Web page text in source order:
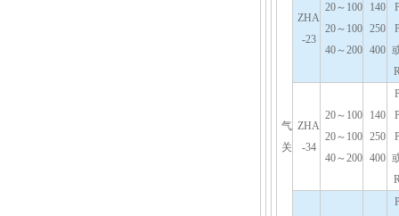
气
关
ZHA
-23
20～100
20～100
40～200
140
250
400
ZHA
-34
20～100
20～100
40～200
140
250
400